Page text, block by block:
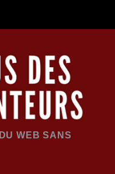
WEB SANS